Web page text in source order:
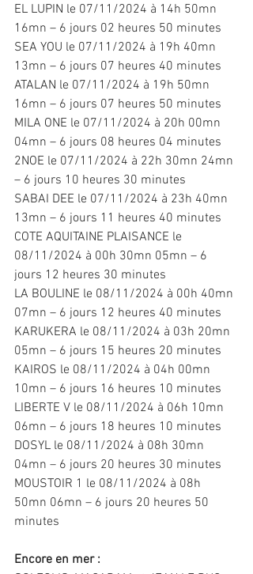
EL LUPIN le 07/11/2024 à 14h 50mn
16mn – 6 jours 02 heures 50 minutes
SEA YOU le 07/11/2024 à 19h 40mn
13mn – 6 jours 07 heures 40 minutes
ATALAN le 07/11/2024 à 19h 50mn
16mn – 6 jours 07 heures 50 minutes
MILA ONE le 07/11/2024 à 20h 00mn
04mn – 6 jours 08 heures 04 minutes
2NOE le 07/11/2024 à 22h 30mn 24mn
– 6 jours 10 heures 30 minutes
SABAI DEE le 07/11/2024 à 23h 40mn
13mn – 6 jours 11 heures 40 minutes
COTE AQUITAINE PLAISANCE le
08/11/2024 à 00h 30mn 05mn – 6
jours 12 heures 30 minutes
LA BOULINE le 08/11/2024 à 00h 40mn
07mn – 6 jours 12 heures 40 minutes
KARUKERA le 08/11/2024 à 03h 20mn
05mn – 6 jours 15 heures 20 minutes
KAIROS le 08/11/2024 à 04h 00mn
10mn – 6 jours 16 heures 10 minutes
LIBERTE V le 08/11/2024 à 06h 10mn
06mn – 6 jours 18 heures 10 minutes
DOSYL le 08/11/2024 à 08h 30mn
04mn – 6 jours 20 heures 30 minutes
MOUSTOIR 1 le 08/11/2024 à 08h
50mn 06mn – 6 jours 20 heures 50
minutes
Encore en mer :